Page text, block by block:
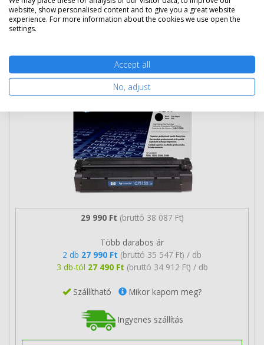
eredeti
29 990 Ft (bruttó 38 087 Ft)
Több darabos ár
2 db 27 990 Ft (bruttó 35 547 Ft) / db
3 db-tól 27 490 Ft (bruttó 34 912 Ft) / db
Szállítható Mikor kapom meg?
Ingyenes szállítás
website, show personalised content and to give you a great website
experience. For more information about the cookies we use open the
settings.
Accept all
No, adjust